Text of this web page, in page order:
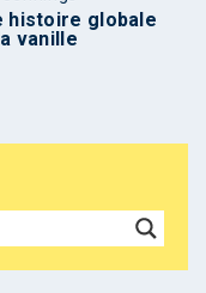
histoire globale
vanille